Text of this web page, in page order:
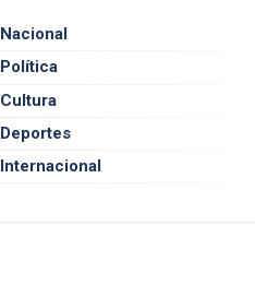
Nacional
Política
Cultura
Deportes
Internacional